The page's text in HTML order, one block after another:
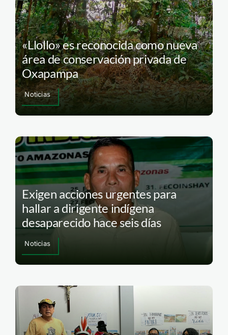
«Llollo» es reconocida como nueva
área de conservación privada de
Oxapampa
Noticias
Exigen acciones urgentes para
hallar a dirigente indígena
desaparecido hace seis días
Noticias